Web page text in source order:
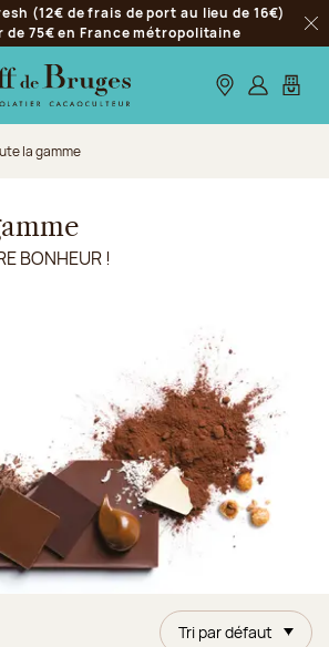
(12€ de frais de port au lieu de 16€)
75€ en France métropolitaine
Nos boutiques
S’identifier
Mon
la gamme
BONHEUR !
Tri par défaut